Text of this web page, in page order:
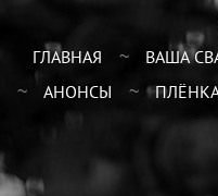
ГЛАВНАЯ ВАША
АНОНСЫ